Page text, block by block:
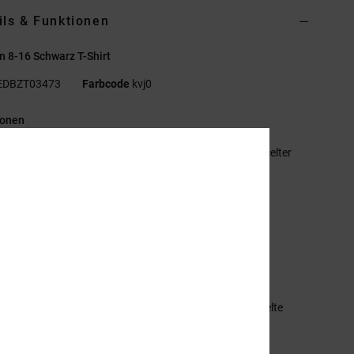
& Funktionen
8-16 Schwarz T-Shirt
Farbcode kvj0
75 % Baumwolle, 25 % recycelter
[Hauptstoff] 75 % Baumwolle, 25 % recycelte